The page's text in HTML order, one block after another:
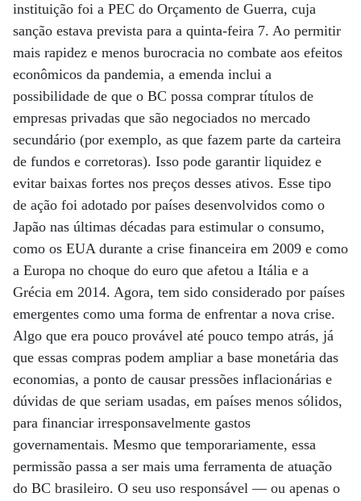
instituição foi a PEC do Orçamento de Guerra, cuja
sanção estava prevista para a quinta-feira 7. Ao permitir
mais rapidez e menos burocracia no combate aos efeitos
econômicos da pandemia, a emenda inclui a
possibilidade de que o BC possa comprar títulos de
empresas privadas que são negociados no mercado
secundário (por exemplo, as que fazem parte da carteira
de fundos e corretoras). Isso pode garantir liquidez e
evitar baixas fortes nos preços desses ativos. Esse tipo
de ação foi adotado por países desenvolvidos como o
Japão nas últimas décadas para estimular o consumo,
como os EUA durante a crise financeira em 2009 e como
a Europa no choque do euro que afetou a Itália e a
Grécia em 2014. Agora, tem sido considerado por países
emergentes como uma forma de enfrentar a nova crise.
Algo que era pouco provável até pouco tempo atrás, já
que essas compras podem ampliar a base monetária das
economias, a ponto de causar pressões inflacionárias e
dúvidas de que seriam usadas, em países menos sólidos,
para financiar irresponsavelmente gastos
governamentais. Mesmo que temporariamente, essa
permissão passa a ser mais uma ferramenta de atuação
do BC brasileiro. O seu uso responsável — ou apenas o